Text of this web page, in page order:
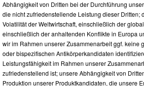
Abhängigkeit von Dritten bei der Durchführung
die nicht zufriedenstellende Leistung dieser Dritten;
Volatilität der Weltwirtschaft, einschließlich der
einschließlich der anhaltenden Konflikte in Europa
wir im Rahmen unserer Zusammenarbeit ggf. keine
oder bispezifischen Antikörperkandidaten
Leistungsfähigkeit im Rahmen unserer
zufriedenstellend ist; unsere Abhängigkeit von
Produktion unserer Produktkandidaten, die unsere